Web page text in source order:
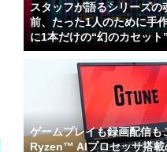
スタッフが語るシリーズの
前、たった1人のために手
に1本だけの“幻のカセット
ゲームプレイも録画配信も
Ryzen™ AIプロセッサ搭載